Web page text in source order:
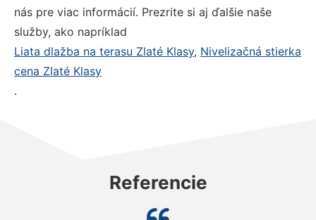
nás pre viac informácií. Prezrite si aj ďalšie naše
služby, ako napríklad
Liata dlažba na terasu Zlaté Klasy, Nivelizačná stierka
cena Zlaté Klasy
.
Referencie